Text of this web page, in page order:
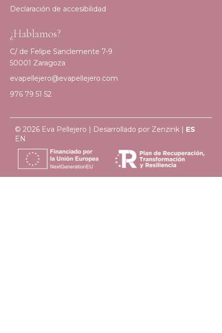
Declaración de accesibilidad
¿Hablamos?
C/ de Felipe Sanclemente 7-9
50001 Zaragoza
evapellejero@evapellejero.com
976 79 51 52
© 2026 Eva Pellejero | Desarrollado por Zenzink | ES
EN